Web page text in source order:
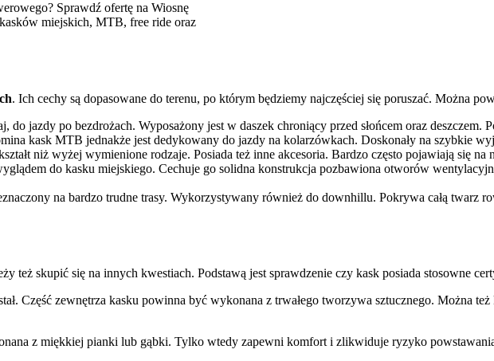
Sprawdź ofertę na Wiosnę
miejskich, MTB, free ride oraz
. Ich cechy są dopasowane do terenu, po którym będziemy najczęściej się poruszać. Można
do jazdy po bezdrożach. Wyposażony jest w daszek chroniący przed słońcem oraz deszczem.
kask MTB jednakże jest dedykowany do jazdy na kolarzówkach. Doskonały na szybkie
niż wyżej wymienione rodzaje. Posiada też inne akcesoria. Bardzo często pojawiają się
do kasku miejskiego. Cechuje go solidna konstrukcja pozbawiona otworów
na bardzo trudne trasy. Wykorzystywany również do downhillu. Pokrywa całą twarz
też skupić się na innych kwestiach. Podstawą jest sprawdzenie czy kask posiada stosowne
Część zewnętrza kasku powinna być wykonana z trwałego tworzywa sztucznego. Można
z miękkiej pianki lub gąbki. Tylko wtedy zapewni komfort i zlikwiduje ryzyko